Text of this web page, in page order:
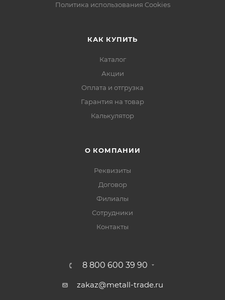
Политика использования Cookies
КАК КУПИТЬ
Каталог
Акции
Оплата и отгрузка
Гарантия на товар
Калькулятор
О КОМПАНИИ
Реквизиты
Договор
Филиалы
Сотрудники
Контакты
8 800 600 39 90
zakaz@metall-trade.ru